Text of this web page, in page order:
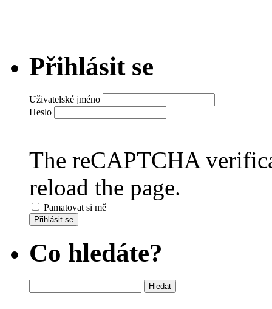
Přihlásit se
Uživatelské jméno
Heslo
The reCAPTCHA
reload the page.
Pamatovat si mě
Přihlásit se
Co hledáte?